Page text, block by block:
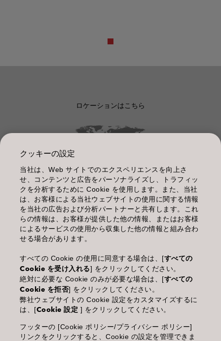
ロケーションはこちら
管理情報
利用規約
個人情報保護指針
化粧品等の使用上の注意
(土・日・休日を除く 9:00-12:00 / 13:00-17:00)
※年末年始休業；12/30~1/4
Goldwell is part of Kao Salon Division.
クッキーの設定
当社は、Web サイトでのエクスペリエンスを向上さ
せ、コンテンツと広告をパーソナライズし、トラフィッ
クを分析するために Cookie を使用します。また、当社
は、お客様による当社ウェブサイトの使用に関する情報
を当社の広告および分析パートナーと共有します。これ
らの情報は、お客様が提供した他の情報、またはお客様
によるサービスの使用から収集した他の情報と組み合わ
せる場合があります。
すべての Cookie の使用に同意する場合は、[すべての
Cookie を受け入れる] をクリックしてください。
絶対に必要な Cookie のみが必要な場合は、[すべての
Cookie を拒否] をクリックしてください。
弊社ウェブサイトの Cookie 設定をカスタマイズするに
は、[Cookie 設定 ] をクリックしてください。
フッターの [Cookie ポリシー/プライバシー ポリシー]
リンクをクリックすると、Cookie の設定を管理できま